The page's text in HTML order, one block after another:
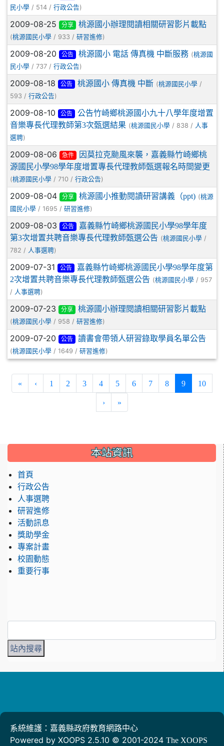
民小學 / 514 / 行政公告)
2009-08-25 分享 桃源國小辦理閱讀相關研習影片載點
(桃源國民小學 / 933 / 研習進修)
2009-08-20 公告 桃源國小 電話 傳真機 中斷服務 (桃源國
民小學 / 737 / 行政公告)
2009-08-18 公告 桃源國小 傳真機 中斷 (桃源國民小學/
593 / 行政公告)
2009-08-10 公告
公告竹崎鄉桃源國小九十八學年度增置
音樂專長代理教師第3次甄選結果 (桃源國民小學 / 838 / 人事
選聘)
2009-08-06 急件
因莫拉克颱風來襲，嘉義縣竹崎鄉桃
源國民小學98學年度增置專長代理教師甄選報名時間變更
(桃源國民小學 / 710 / 行政公告)
2009-08-04 分享 桃源國小推動閱讀研習講義（ppt) (桃源
國民小學 / 1695 / 研習進修)
2009-08-03 公告
嘉義縣竹崎鄉桃源國民小學98學年度
第3次增置共聘音樂專長代理教師甄選公告 (桃源國民小學 /
782 / 人事選聘)
2009-07-31 公告
嘉義縣竹崎鄉桃源國民小學98學年度第
2次增置共聘音樂專長代理教師甄選公告 (桃源國民小學 / 957
/ 人事選聘)
2009-07-23 分享 桃源國小辦理閱讀相關研習影片載點
(桃源國民小學 / 958 / 研習進修)
2009-07-20 公告 讀書會帶領人研習錄取學員名單公告
(桃源國民小學 / 1649 / 研習進修)
« ‹ 1 2 3 4 5 6 7 8 9(current)
10
› »
::: 本站資訊
首頁
行政公告
人事選聘
研習進修
活動訊息
獎助學金
專案計畫
校園動態
重要行事
系統維護：嘉義縣政府教育網路中心
Powered by XOOPS 2.5.10 © 2001-2024 The XOOPS